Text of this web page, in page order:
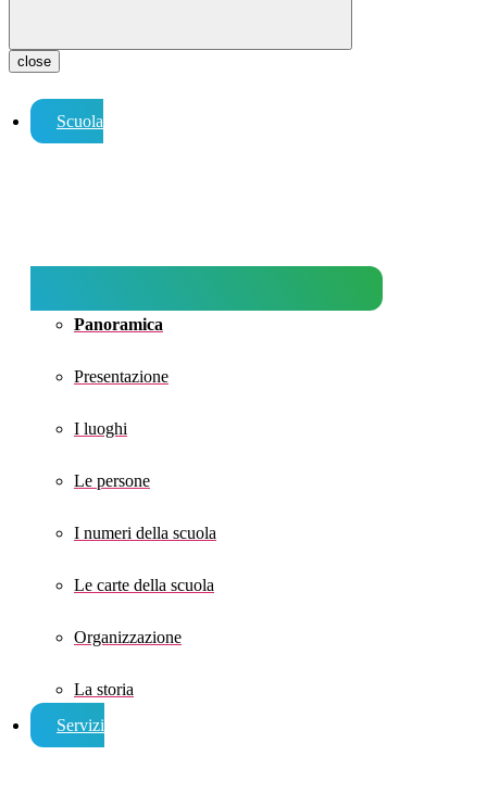
close
Scuola
Panoramica
Presentazione
I luoghi
Le persone
I numeri della scuola
Le carte della scuola
Organizzazione
La storia
Servizi